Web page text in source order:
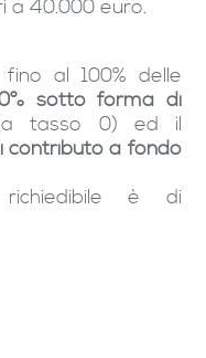
a 40.000 euro.
fino al 100% delle
sotto forma di
tasso 0) ed il
contributo a fondo
richiedibile è di